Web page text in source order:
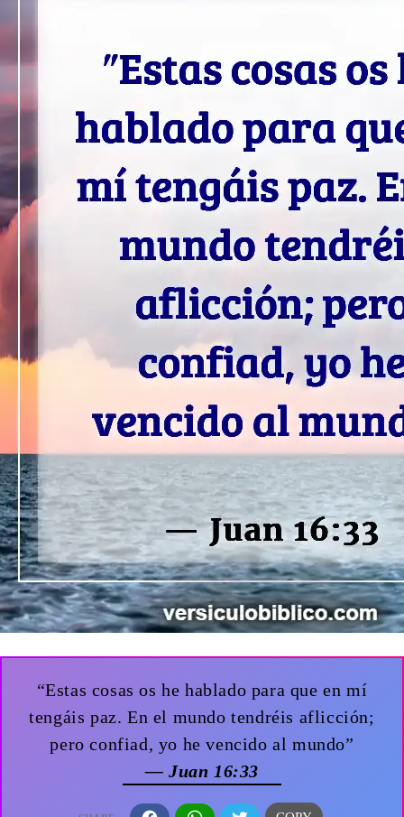
“Estas cosas os he hablado para que en mí
tengáis paz. En el mundo tendréis aflicción;
pero confiad, yo he vencido al mundo”
— Juan 16:33